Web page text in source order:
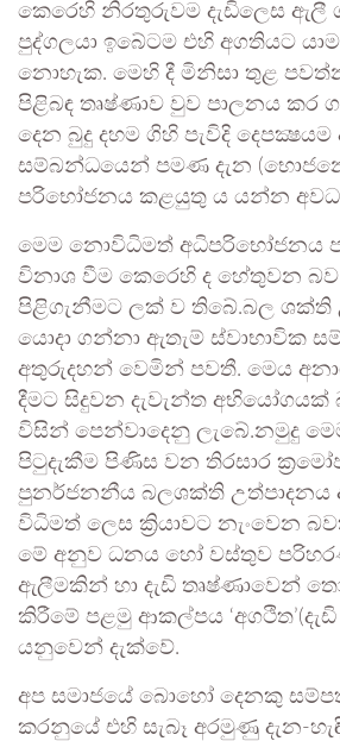
කෙරෙහි නිරතුරුවම දැඩිලෙස ඇලී
පුද්ගලයා ඉබේටම එහි අගතියට
නොහැක. මෙහි දී මිනිසා තුළ
පිළිබඳ තෘෂ්ණාව වුව පාලනය කර
දෙන බුදු දහම ගිහි පැවිදි දෙපක්‍ෂයම
සම්බන්ධයෙන් පමණ දැන
පරිභෝජනය කළයුතු ය යන්න
මෙම නොවිධිමත් අධිපරිභෝජනය
විනාශ වීම කෙරෙහි ද හේතුවන
පිළිගැනීමට ලක් ව තිබේ.බල ශක්ති
යොදා ගන්නා ඇතැම් ස්වාභාවික
අතුරුදහන් වෙමින් පවතී. මෙය
දීමට සිදුවන දැවැන්ත අභියෝගයක්
විසින් පෙන්වාදෙනු ලැබේ.නමුදු
පිටුදැකීම පිණිස වන තිරසාර
පුනර්ජනනීය බලශක්ති උත්පාදනය
විධිමත් ලෙස ක්‍රියාවට නැංවෙන
මේ අනුව ධනය හෝ වස්තුව
ඇලීමකින් හා දැඩි තෘෂ්ණාවෙන්
කිරීමේ පළමු ආකල්පය
යනුවෙන් දැක්වේ.
අප සමාජයේ බොහෝ දෙනකු
කරනුයේ එහි සැබෑ අරමුණු දැන-